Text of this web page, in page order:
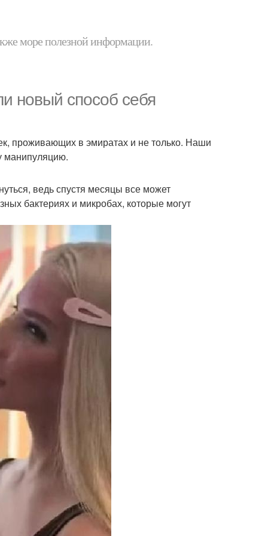
море полезной информации.
новый способ себя
проживающих в эмиратах и не только. Наши
манипуляцию.
ведь спустя месяцы все может
бактериях и микробах, которые могут